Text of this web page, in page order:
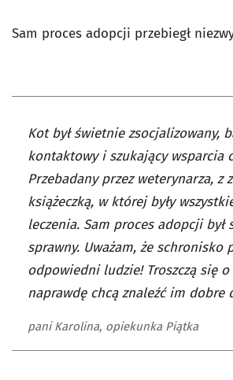
Sam proces adopcji przebiegł
Kot był świetnie zsocjalizowany,
kontaktowy i szukający wsparcia
Przebadany przez weterynarza, z
książeczką, w której były
leczenia. Sam proces adopcji był
sprawny. Uważam, że schronisko
odpowiedni ludzie! Troszczą się o
naprawdę chcą znaleźć im dobre
pani Karolina, opiekunka Piątka